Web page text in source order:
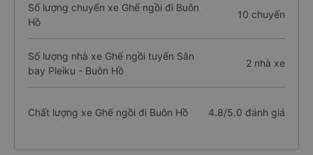
Số lượng chuyến xe Ghế ngồi đi Buôn
Hồ
10 chuyến
Số lượng nhà xe Ghế ngồi tuyến Sân
bay Pleiku - Buôn Hồ
2 nhà xe
Chất lượng xe Ghế ngồi đi Buôn Hồ 4.8/5.0 đánh giá